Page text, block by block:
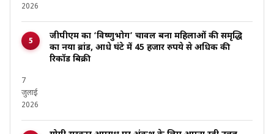
2026
जीपीएम का ‘विष्णुभोग’ चावल बना महिलाओं की समृद्धि
का नया ब्रांड, आधे घंटे में 45 हजार रुपये से अधिक की
रिकॉर्ड बिक्री
7
जुलाई
2026